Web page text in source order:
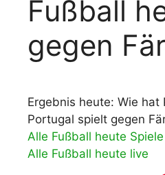
Adidas Trionda: offizielle WM
Spielball
Alle Nationalspieler der FIFA
WM 2026 Qualifikation in
& Spielplan
Fußball
gegen
Ergebnis heute: Wie hat
Portugal spielt gegen
Alle Fußball heute Spiele
Alle Fußball heute live